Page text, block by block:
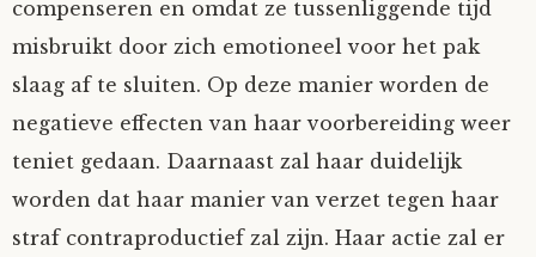
compenseren en omdat ze tussenliggende tijd
misbruikt door zich emotioneel voor het pak
slaag af te sluiten. Op deze manier worden de
negatieve effecten van haar voorbereiding weer
teniet gedaan. Daarnaast zal haar duidelijk
worden dat haar manier van verzet tegen haar
straf contraproductief zal zijn. Haar actie zal er